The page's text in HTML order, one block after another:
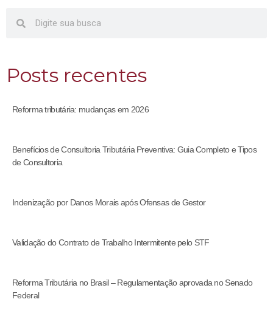
Posts recentes
Reforma tributária: mudanças em 2026
Benefícios de Consultoria Tributária Preventiva: Guia Completo e Tipos
de Consultoria
Indenização por Danos Morais após Ofensas de Gestor
Validação do Contrato de Trabalho Intermitente pelo STF
Reforma Tributária no Brasil – Regulamentação aprovada no Senado
Federal